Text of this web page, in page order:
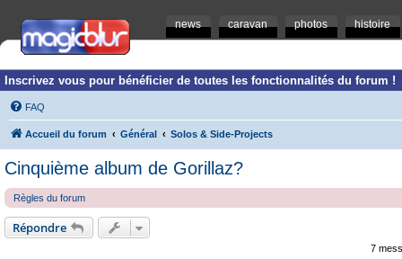
news caravan photos histoire
Inscrivez vous pour bénéficier de toutes les fonctionnalités du forum !
FAQ
Accueil du forum Général Solos & Side-Projects
Cinquième album de Gorillaz?
Règles du forum
Répondre
7